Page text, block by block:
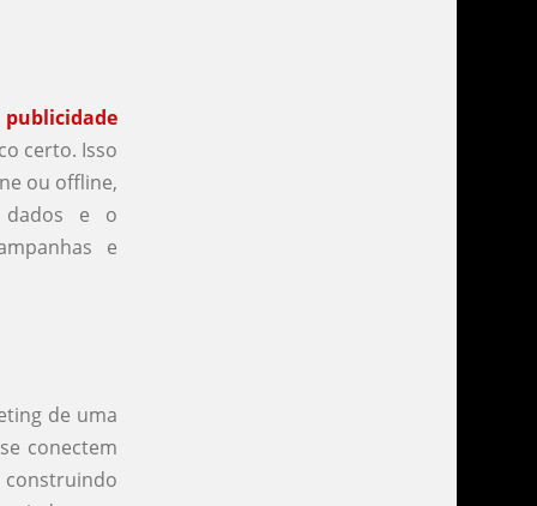
certo. Isso
ou offline,
dados e o
e
de uma
conectem